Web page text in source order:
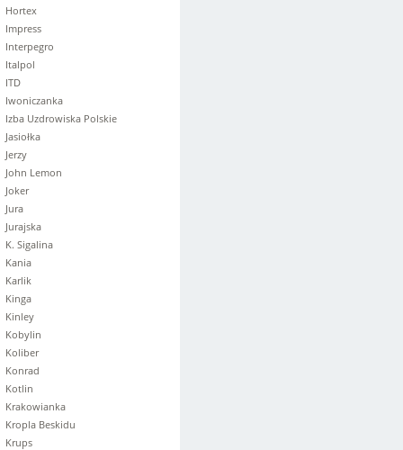
Hortex
Impress
Interpegro
Italpol
ITD
Iwoniczanka
Izba Uzdrowiska Polskie
Jasiołka
Jerzy
John Lemon
Joker
Jura
Jurajska
K. Sigalina
Kania
Karlik
Kinga
Kinley
Kobylin
Koliber
Konrad
Kotlin
Krakowianka
Kropla Beskidu
Krups